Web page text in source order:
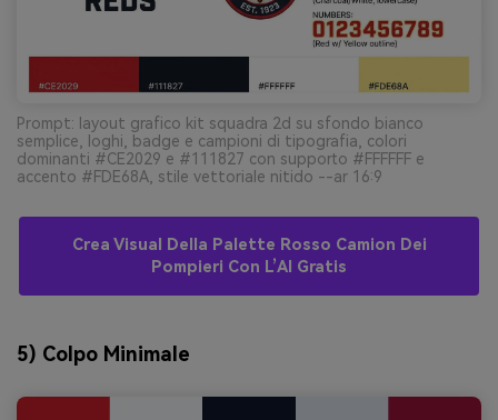
Prompt: layout grafico kit squadra 2d su sfondo bianco
semplice, loghi, badge e campioni di tipografia, colori
dominanti #CE2029 e #111827 con supporto #FFFFFF e
accento #FDE68A, stile vettoriale nitido --ar 16:9
Crea Visual Della Palette Rosso Camion Dei
Pompieri Con L’AI Gratis
5) Colpo Minimale